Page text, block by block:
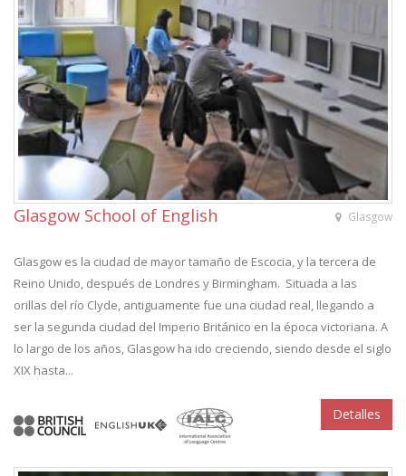
Glasgow
Glasgow School of English
Glasgow es la ciudad de mayor tamaño de Escocia, y la tercera de
Reino Unido, después de Londres y Birmingham. Situada a las
orillas del río Clyde, antiguamente fue una ciudad real, llegando a
ser la segunda ciudad del Imperio Británico en la época victoriana. A
lo largo de los años, Glasgow ha ido creciendo, siendo desde el siglo
XIX hasta...
Detalles